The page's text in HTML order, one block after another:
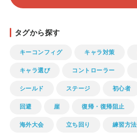
タグから探す
キーコンフィグ キャラ対策
キャラ選び コントローラー
シールド ステージ 初心者
回避 崖 復帰・復帰阻止
海外大会 立ち回り 練習方法